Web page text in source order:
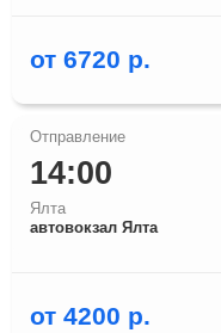
от 6720 р.
14:00
Ялта
автовокзал Ялта
от 4200 р.